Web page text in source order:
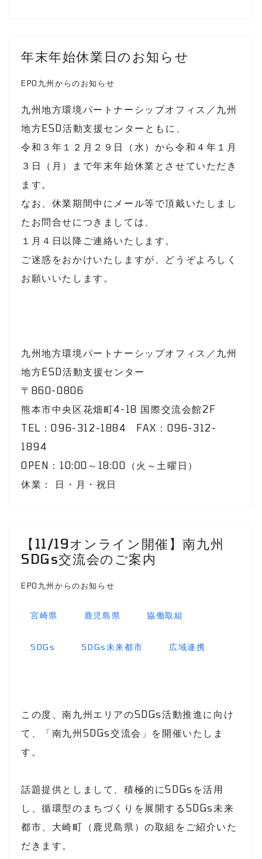
年末年始休業日のお知らせ
EPO九州からのお知らせ
九州地方環境パートナーシップオフィス／九州
地方ESD活動支援センターともに、
令和３年１２月２９日（水）から令和４年１月
３日（月）まで年末年始休業とさせていただき
ます。
なお、休業期間中にメール等で頂戴いたしまし
たお問合せにつきましては、
１月４日以降ご連絡いたします。
ご迷惑をおかけいたしますが、どうぞよろしく
お願いいたします。
九州地方環境パートナーシップオフィス／九州
地方ESD活動支援センター
〒860-0806
熊本市中央区花畑町4-18 国際交流会館2F
TEL：096-312-1884 FAX：096-312-
1894
OPEN：10:00～18:00（火～土曜日）
休業： 日・月・祝日
【11/19オンライン開催】南九州
SDGs交流会のご案内
EPO九州からのお知らせ
宮崎県 鹿児島県 協働取組
SDGs SDGs未来都市 広域連携
この度、南九州エリアのSDGs活動推進に向け
て、「南九州SDGs交流会」を開催いたしま
す。
話題提供としまして、積極的にSDGsを活用
し、循環型のまちづくりを展開するSDGs未来
都市、大崎町（鹿児島県）の取組をご紹介いた
だきます。